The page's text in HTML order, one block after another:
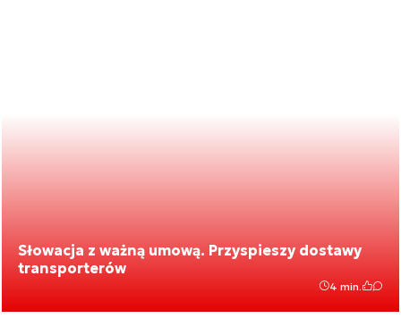
Słowacja z ważną umową. Przyspieszy dostawy
transporterów
4 min.